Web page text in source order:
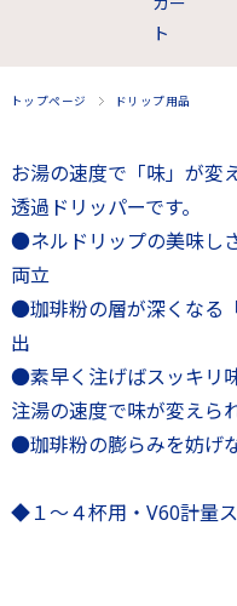
ト
トップページ ドリップ用品
お湯の速度で「味」が変
透過ドリッパーです。
●ネルドリップの美味し
両立
●珈琲粉の層が深くなる
出
●素早く注げばスッキリ
注湯の速度で味が変えら
●珈琲粉の膨らみを妨げ
◆１～４杯用・V60計量